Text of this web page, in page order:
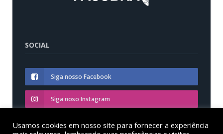
SOCIAL
Siga nosso Facebook
Siga noso Instagram
Siga nosso YouTube
Usamos cookies em nosso site para fornecer a experiência